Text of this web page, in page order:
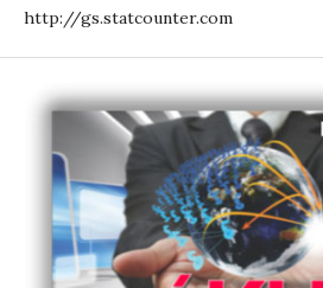
http://gs.statcounter.com